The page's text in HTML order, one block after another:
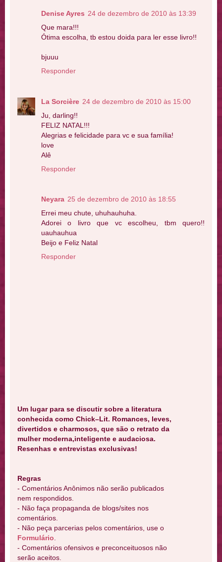
Denise Ayres 24 de dezembro de 2010 às 13:39
Que mara!!!
Ótima escolha, tb estou doida para ler esse livro!!
bjuuu
Responder
La Sorcière 24 de dezembro de 2010 às 15:00
Ju, darling!!
FELIZ NATAL!!!
Alegrias e felicidade para vc e sua família!
love
Alê
Responder
Neyara 25 de dezembro de 2010 às 18:55
Errei meu chute, uhuhauhuha.
Adorei o livro que vc escolheu, tbm quero!!
uauhauhua
Beijo e Feliz Natal
Responder
Um lugar para se discutir sobre a literatura
conhecida como Chick–Lit. Romances, leves,
divertidos e charmosos, que são o retrato da
mulher moderna,inteligente e audaciosa.
Resenhas e entrevistas exclusivas!
Regras
- Comentários Anônimos não serão publicados
nem respondidos.
- Não faça propaganda de blogs/sites nos
comentários.
- Não peça parcerias pelos comentários, use o
Formulário
- Comentários ofensivos e preconceituosos não
serão aceitos.